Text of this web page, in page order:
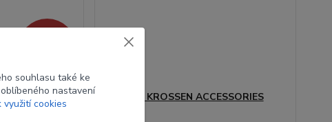
Zástěrka KROSSEN ACCESSORIES
souhlasu také ke
nastavení
využití cookies